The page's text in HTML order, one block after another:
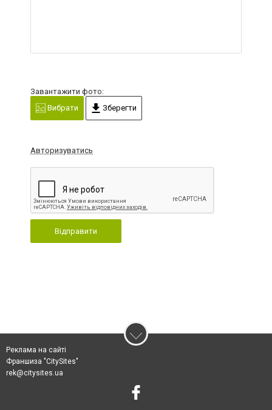
Завантажити фото:
Вибрати
Зберегти
Авторизуватись
Відправити
Реклама на сайті
Франшиза "CitySites"
rek@citysites.ua